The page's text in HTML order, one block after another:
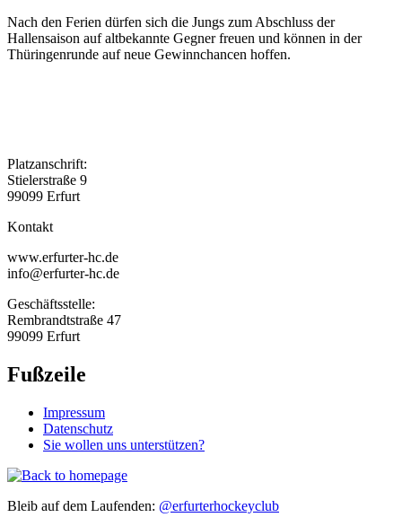
Nach den Ferien dürfen sich die Jungs zum Abschluss der
Hallensaison auf altbekannte Gegner freuen und können in der
Thüringenrunde auf neue Gewinnchancen hoffen.
Platzanschrift:
Stielerstraße 9
99099 Erfurt
Kontakt
www.erfurter-hc.de
info@erfurter-hc.de
Geschäftsstelle:
Rembrandtstraße 47
99099 Erfurt
Fußzeile
Impressum
Datenschutz
Sie wollen uns unterstützen?
Bleib auf dem Laufenden: @erfurterhockeyclub